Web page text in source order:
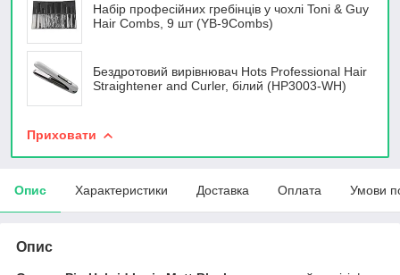
Набір професійних гребінців у чохлі Toni & Guy
Hair Combs, 9 шт (YB-9Combs)
Бездротовий вирівнювач Hots Professional Hair
Straightener and Curler, білий (HP3003-WH)
Приховати
Опис Характеристики Доставка Оплата Умови
Опис